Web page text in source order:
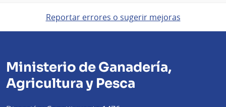
Reportar errores o sugerir mejoras
Ministerio de Ganadería,
Agricultura y Pesca